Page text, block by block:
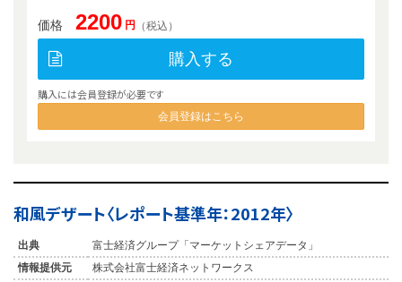
価格 2200 円 （税込）
購入する
購入には会員登録が必要です
会員登録はこちら
和風デザート〈レポート基準年：2012年〉
出典
富士経済グループ「マーケットシェアデータ」
情報提供元
株式会社富士経済ネットワークス